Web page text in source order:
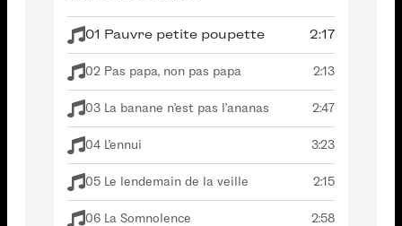
01 Pauvre petite poupette 2:17
02 Pas papa, non pas papa 2:13
03 La banane n'est pas l'ananas 2:47
04 L'ennui 3:23
05 Le lendemain de la veille 2:15
06 La Somnolence 2:58